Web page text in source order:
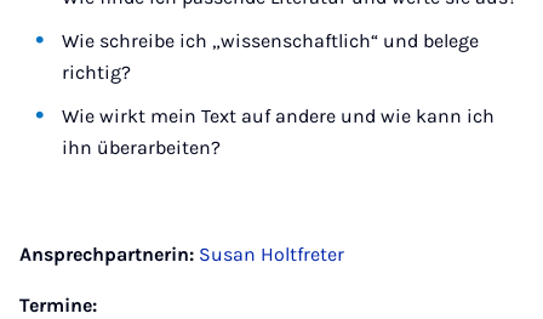
Wie schreibe ich „wissenschaftlich“ und belege
richtig?
Wie wirkt mein Text auf andere und wie kann ich
ihn überarbeiten?
Ansprechpartnerin: Susan Holtfreter
Termine: